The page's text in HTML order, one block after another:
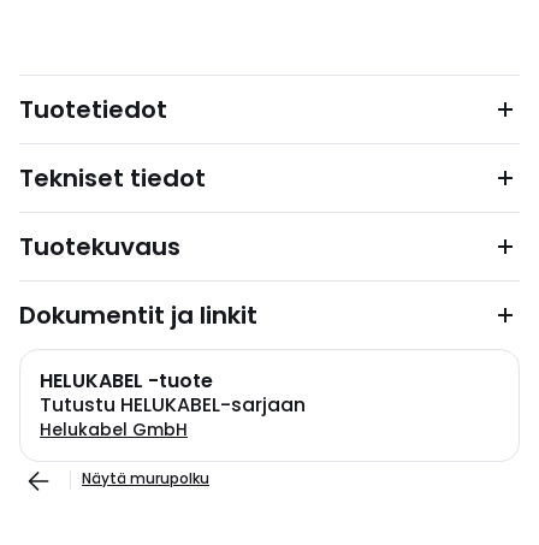
Tuotetiedot
Tekniset tiedot
Tuotekuvaus
Dokumentit ja linkit
HELUKABEL -tuote
Tutustu HELUKABEL-sarjaan
Helukabel GmbH
Näytä murupolku